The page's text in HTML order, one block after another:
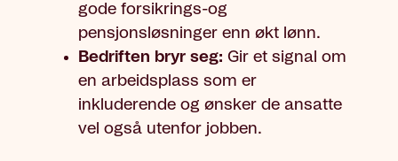
gode forsikrings-og
pensjonsløsninger enn økt lønn.
Bedriften bryr seg: Gir et signal om
en arbeidsplass som er
inkluderende og ønsker de ansatte
vel også utenfor jobben.